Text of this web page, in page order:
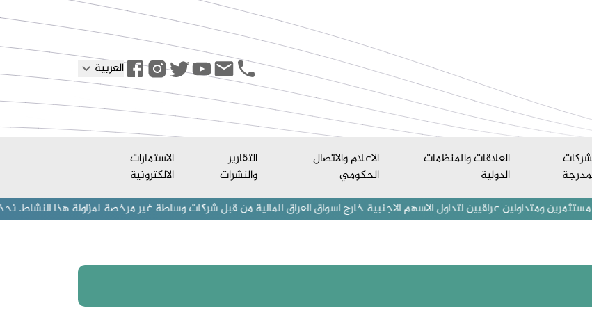
العربية
العلاقات والمنظمات
الدولية
الاعلام والاتصال
الحكومي
التقارير
والنشرات
الاستمارات
الالكترونية
عراقيين لتداول الاسهم الاجنبية خارج اسواق العراق المالية من قبل شركات وساطة غير مرخصة لمزاولة هذا النشاط. نحذر